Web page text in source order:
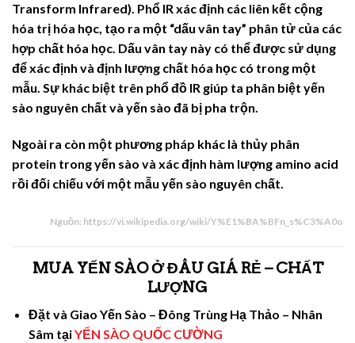
Transform Infrared). Phổ IR xác định các liên kết cộng
hóa trị hóa học, tạo ra một “dấu vân tay” phân tử của các
hợp chất hóa học. Dấu vân tay này có thể được sử dụng
để xác định và định lượng chất hóa học có trong một
mẫu. Sự khác biệt trên phổ đồ IR giúp ta phân biệt yến
sào nguyên chất và yến sào đã bị pha trộn.
Ngoài ra còn một phương pháp khác là thủy phân
protein trong yến sào và xác định hàm lượng amino acid
rồi đối chiếu với một mẫu yến sào nguyên chất.
Nguồn: https://vi.wikipedia.org/wiki/Y%E1%BA%BFn_s%C3%A0o
MUA YẾN SÀO Ở ĐÂU GIÁ RẺ – CHẤT
LƯỢNG
Đặt và Giao Yến Sào – Đông Trùng Hạ Thảo – Nhân
Sâm tạiYẾN SÀO QUỐC CƯỜNG